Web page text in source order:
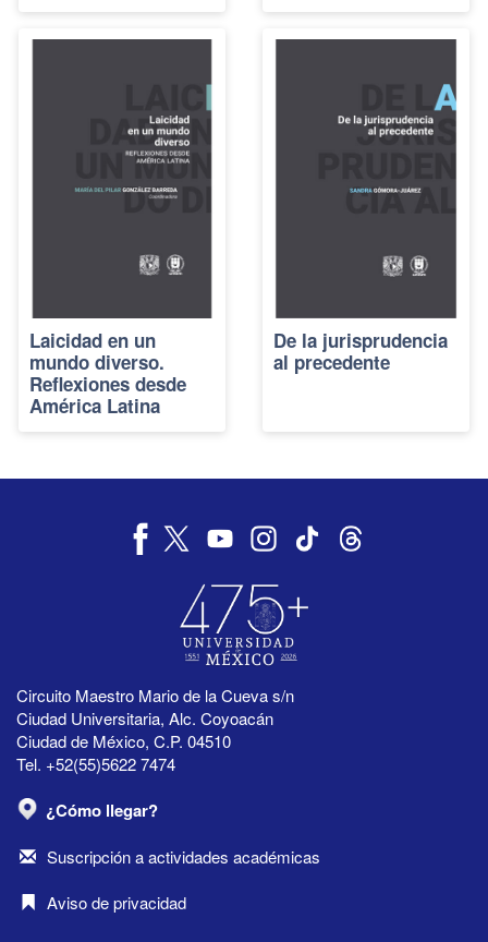
Laicidad en un
mundo diverso.
Reflexiones desde
América Latina
De la jurisprudencia
al precedente
Circuito Maestro Mario de la Cueva s/n
Ciudad Universitaria, Alc. Coyoacán
Ciudad de México, C.P. 04510
Tel. +52(55)5622 7474
¿Cómo llegar?
Suscripción a actividades académicas
Aviso de privacidad